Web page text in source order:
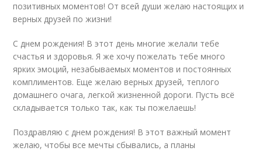
позитивных моментов! От всей души желаю настоящих и
верных друзей по жизни!
С днем рождения! В этот день многие желали тебе
счастья и здоровья. Я же хочу пожелать тебе много
ярких эмоций, незабываемых моментов и постоянных
комплиментов. Еще желаю верных друзей, теплого
домашнего очага, легкой жизненной дороги. Пусть всё
складывается только так, как ты пожелаешь!
Поздравляю с днем рождения! В этот важный момент
желаю, чтобы все мечты сбывались, а планы